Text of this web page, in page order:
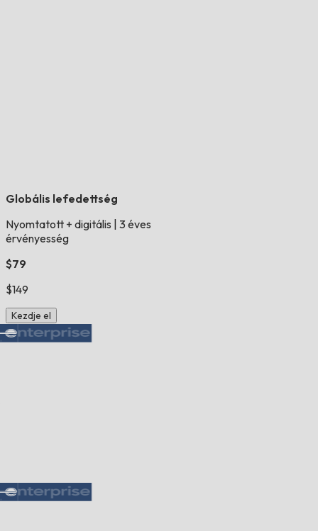
Globális lefedettség
Nyomtatott + digitális 3 éves
érvényesség
$79
$149
Kezdje el